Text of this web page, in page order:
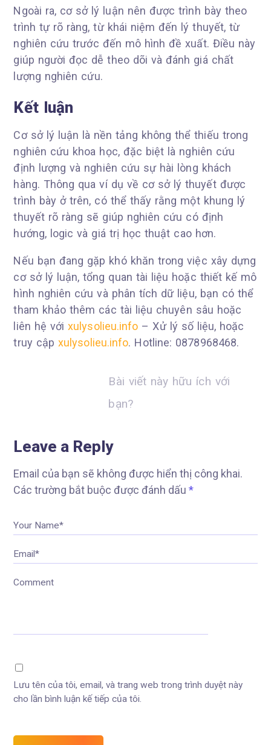
Ngoài ra, cơ sở lý luận nên được trình bày theo
trình tự rõ ràng, từ khái niệm đến lý thuyết, từ
nghiên cứu trước đến mô hình đề xuất. Điều này
giúp người đọc dễ theo dõi và đánh giá chất
lượng nghiên cứu.
Kết luận
Cơ sở lý luận là nền tảng không thể thiếu trong
nghiên cứu khoa học, đặc biệt là nghiên cứu
định lượng và nghiên cứu sự hài lòng khách
hàng. Thông qua ví dụ về cơ sở lý thuyết được
trình bày ở trên, có thể thấy rằng một khung lý
thuyết rõ ràng sẽ giúp nghiên cứu có định
hướng, logic và giá trị học thuật cao hơn.
Nếu bạn đang gặp khó khăn trong việc xây dựng
cơ sở lý luận, tổng quan tài liệu hoặc thiết kế mô
hình nghiên cứu và phân tích dữ liệu, bạn có thể
tham khảo thêm các tài liệu chuyên sâu hoặc
liên hệ vớixulysolieu.info – Xử lý số liệu, hoặc
truy cập xulysolieu.info. Hotline: 0878968468.
Bài viết này hữu ích với
bạn?
Leave a Reply
Email của bạn sẽ không được hiển thị công khai.
Các trường bắt buộc được đánh dấu*
Your Name*
Email*
Comment
Lưu tên của tôi, email, và trang web trong trình duyệt này
cho lần bình luận kế tiếp của tôi.